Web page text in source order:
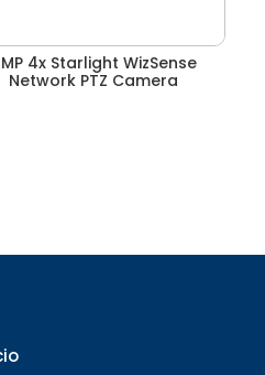
4x Starlight WizSense
Network PTZ Camera